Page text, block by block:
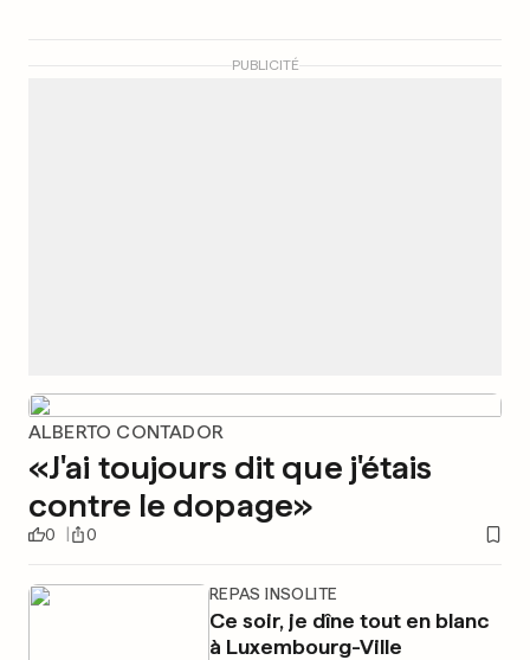
PUBLICITÉ
ALBERTO CONTADOR
«J'ai toujours dit que j'étais
contre le dopage»
0 0
REPAS INSOLITE
Ce soir, je dîne tout en blanc
à Luxembourg-Ville